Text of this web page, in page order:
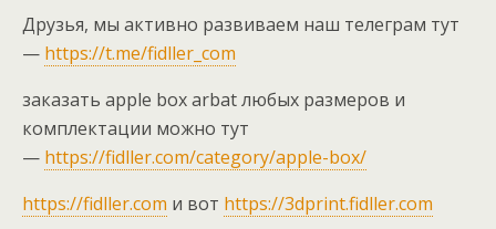
Друзья, мы активно развиваем наш телеграм тут
— https://t.me/fidller_com
заказать apple box arbat любых размеров и
комплектации можно тут
— https://fidller.com/category/apple-box/
https://fidller.com и вот https://3dprint.fidller.com